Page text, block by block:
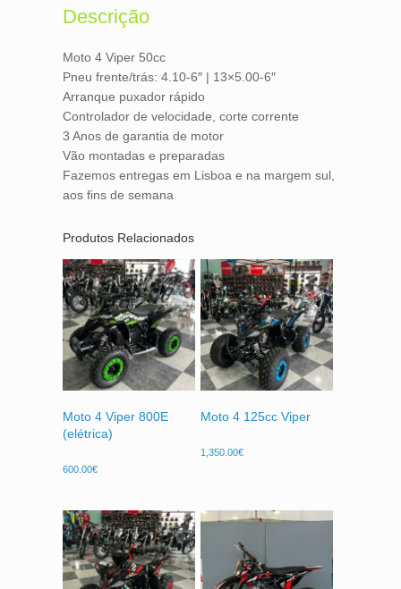
o
k
r
Descrição
Moto 4 Viper 50cc
Pneu frente/trás: 4.10-6″ | 13×5.00-6″
Arranque puxador rápido
Controlador de velocidade, corte corrente
3 Anos de garantia de motor
Vão montadas e preparadas
Fazemos entregas em Lisboa e na margem sul,
aos fins de semana
Produtos Relacionados
Moto 4 Viper 800E
(elétrica)
600.00€
Moto 4 125cc Viper
1,350.00€